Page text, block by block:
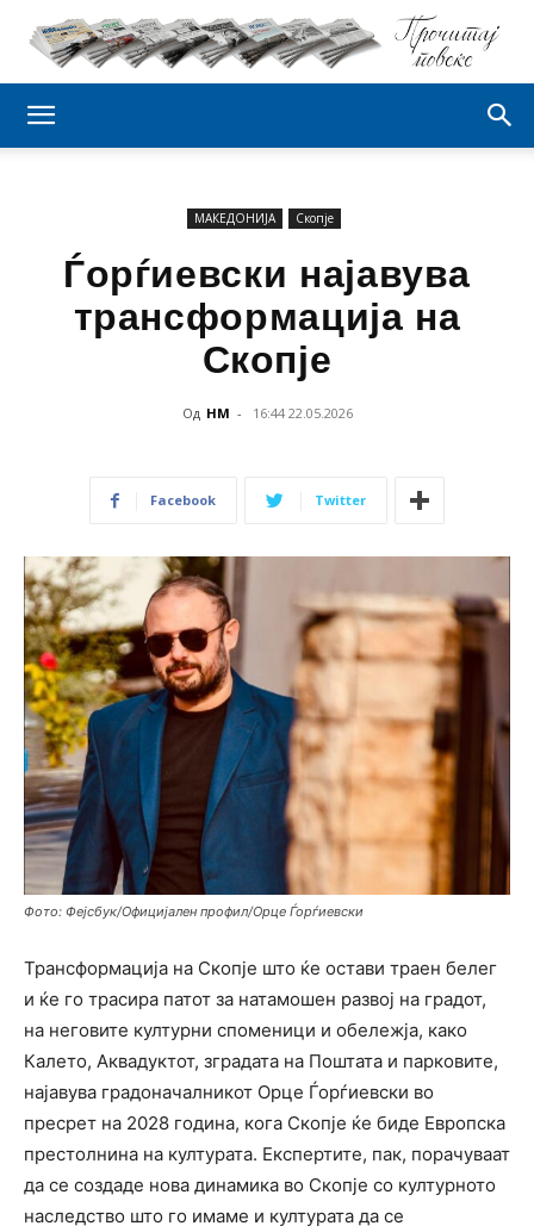
МАКЕДОНИЈА Скопје
Ѓорѓиевски најавува
трансформација на
Скопје
Од НМ - 16:44 22.05.2026
Facebook Twitter
Фото: Фејсбук/Официјален профил/Орце Ѓорѓиевски
Трансформација на Скопје што ќе остави траен белег
и ќе го трасира патот за натамошен развој на градот,
на неговите културни споменици и обележја, како
Калето, Аквадуктот, зградата на Поштата и парковите,
најавува градоначалникот Орце Ѓорѓиевски во
пресрет на 2028 година, кога Скопје ќе биде Европска
престолнина на културата. Експертите, пак, порачуваат
да се создаде нова динамика во Скопје со културното
наследство што го имаме и културата да се